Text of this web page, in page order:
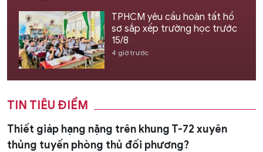
TPHCM yêu cầu hoàn tất hồ
sơ sắp xếp trường học trước
15/8
4 giờ trước
TIN TIÊU ĐIỂM
Thiết giáp hạng nặng trên khung T-72 xuyên
thủng tuyến phòng thủ đối phương?